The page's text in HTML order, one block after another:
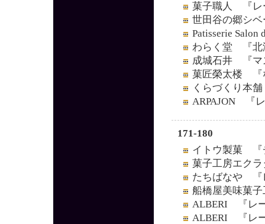
菓子職人 『レ
世田谷の郷シ
Patisserie
わらく堂 『北
成城石井 『マ
菓匠榮太楼 『
くらづくり本
ARPAJON 『
171-180
イトウ製菓 『
菓子工房エク
たちばなや 『
船橋屋美味菓
ALBERI 『レ
ALBERI 『レ